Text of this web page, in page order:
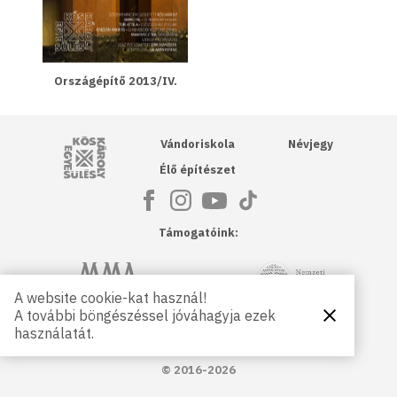
Országépítő 2013/IV.
Kós Károly Egyesülés
Vándoriskola
Élő építészet
Névjegy
Támogatóink:
Magyar Művészeti Akadémia NKA
Petőfi Kulturális Ügynökség
© 2016-2026
A website cookie-kat használ!
A további böngészéssel jóváhagyja ezek
használatát.
Bezárás